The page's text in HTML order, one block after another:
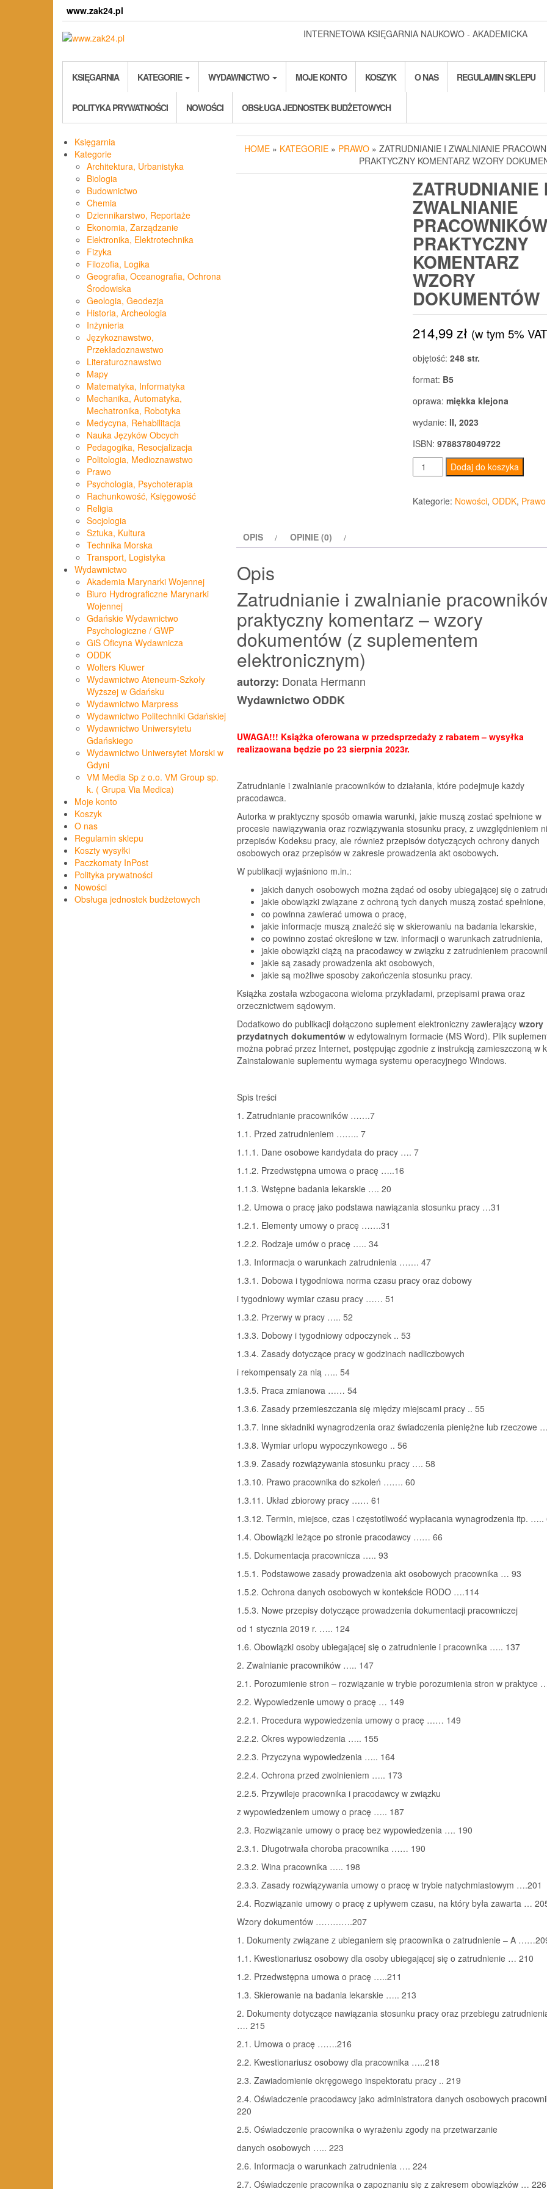
www.zak24.pl
INTERNETOWA KSIĘGARNIA NAUKOWO - AKADEMICKA
KSIĘGARNIA KATEGORIE WYDAWNICTWO MOJE KONTO KOSZYK O NAS REGULAMIN SKLEPU
POLITYKA PRYWATNOŚCI NOWOŚCI OBSŁUGA JEDNOSTEK BUDŻETOWYCH
Księgarnia
Kategorie
Architektura, Urbanistyka
Biologia
Budownictwo
Chemia
Dziennikarstwo, Reportaże
Ekonomia, Zarządzanie
Elektronika, Elektrotechnika
Fizyka
Filozofia, Logika
Geografia, Oceanografia, Ochrona
Środowiska
Geologia, Geodezja
Historia, Archeologia
Inżynieria
Językoznawstwo,
Przekładoznawstwo
Literaturoznawstwo
Mapy
Matematyka, Informatyka
Mechanika, Automatyka,
Mechatronika, Robotyka
Medycyna, Rehabilitacja
Nauka Języków Obcych
Pedagogika, Resocjalizacja
Politologia, Medioznawstwo
Prawo
Psychologia, Psychoterapia
Rachunkowość, Księgowość
Religia
Socjologia
Sztuka, Kultura
Technika Morska
Transport, Logistyka
Wydawnictwo
Akademia Marynarki Wojennej
Biuro Hydrograficzne Marynarki
Wojennej
Gdańskie Wydawnictwo
Psychologiczne / GWP
GiS Oficyna Wydawnicza
ODDK
Wolters Kluwer
Wydawnictwo Ateneum-Szkoły
Wyższej w Gdańsku
Wydawnictwo Marpress
Wydawnictwo Politechniki Gdańskiej
Wydawnictwo Uniwersytetu
Gdańskiego
Wydawnictwo Uniwersytet Morski w
Gdyni
VM Media Sp z o.o. VM Group sp.
k. ( Grupa Via Medica)
Moje konto
Koszyk
O nas
Regulamin sklepu
Koszty wysyłki
Paczkomaty InPost
Polityka prywatności
Nowości
Obsługa jednostek budżetowych
HOME » KATEGORIE » PRAWO » ZATRUDNIANIE I ZWALNIANIE
PRAKTYCZNY KOMENTARZ WZORY
ZATRUDNIANIE
ZWALNIANIE
PRACOWNIKÓW
PRAKTYCZNY
KOMENTARZ
WZORY
DOKUMENTÓW
214,99zł (w tym 5%
objętość: 248 str.
format: B5
oprawa: miękka klejona
wydanie: II, 2023
ISBN: 9788378049722
ilość
Zatrudnianie
i
zwalnianie
Dodaj do koszyka
Kategorie: Nowości, ODDK, Prawo
OPIS OPINIE (0)
Opis
Zatrudnianie i zwalnianie
praktyczny komentarz – wzory
dokumentów (z suplementem
elektronicznym)
autorzy: Donata Hermann
Wydawnictwo ODDK
UWAGA!!! Książka oferowana w przedsprzedaży z rabatem – wysyłka
realizaowana będzie po 23 sierpnia 2023r.
Zatrudnianie i zwalnianie pracowników to działania, które podejmuje każdy
pracodawca.
Autorka w praktyczny sposób omawia warunki, jakie muszą zostać spełnione w
procesie nawiązywania oraz rozwiązywania stosunku pracy, z uwzględnieniem
przepisów Kodeksu pracy, ale również przepisów dotyczących ochrony danych
osobowych oraz przepisów w zakresie prowadzenia akt osobowych.
W publikacji wyjaśniono m.in.:
jakich danych osobowych można żądać od osoby ubiegającej się o
jakie obowiązki związane z ochroną tych danych muszą zostać spełnione,
co powinna zawierać umowa o pracę,
jakie informacje muszą znaleźć się w skierowaniu na badania lekarskie,
co powinno zostać określone w tzw. informacji o warunkach zatrudnienia,
jakie obowiązki ciążą na pracodawcy w związku z zatrudnieniem
jakie są zasady prowadzenia akt osobowych,
jakie są możliwe sposoby zakończenia stosunku pracy.
Książka została wzbogacona wieloma przykładami, przepisami prawa oraz
orzecznictwem sądowym.
Dodatkowo do publikacji dołączono suplement elektroniczny zawierający wzory
przydatnych dokumentów w edytowalnym formacie (MS Word). Plik
można pobrać przez Internet, postępując zgodnie z instrukcją zamieszczoną w
Zainstalowanie suplementu wymaga systemu operacyjnego Windows.
Spis treści
1. Zatrudnianie pracowników …….7
1.1. Przed zatrudnieniem …….. 7
1.1.1. Dane osobowe kandydata do pracy …. 7
1.1.2. Przedwstępna umowa o pracę …..16
1.1.3. Wstępne badania lekarskie …. 20
1.2. Umowa o pracę jako podstawa nawiązania stosunku pracy …31
1.2.1. Elementy umowy o pracę …….31
1.2.2. Rodzaje umów o pracę ….. 34
1.3. Informacja o warunkach zatrudnienia ……. 47
1.3.1. Dobowa i tygodniowa norma czasu pracy oraz dobowy
i tygodniowy wymiar czasu pracy …… 51
1.3.2. Przerwy w pracy ….. 52
1.3.3. Dobowy i tygodniowy odpoczynek .. 53
1.3.4. Zasady dotyczące pracy w godzinach nadliczbowych
i rekompensaty za nią ….. 54
1.3.5. Praca zmianowa …… 54
1.3.6. Zasady przemieszczania się między miejscami pracy .. 55
1.3.7. Inne składniki wynagrodzenia oraz świadczenia pieniężne lub rzeczowe
1.3.8. Wymiar urlopu wypoczynkowego .. 56
1.3.9. Zasady rozwiązywania stosunku pracy …. 58
1.3.10. Prawo pracownika do szkoleń ……. 60
1.3.11. Układ zbiorowy pracy …… 61
1.3.12. Termin, miejsce, czas i częstotliwość wypłacania wynagrodzenia itp. …..
1.4. Obowiązki leżące po stronie pracodawcy …… 66
1.5. Dokumentacja pracownicza ….. 93
1.5.1. Podstawowe zasady prowadzenia akt osobowych pracownika … 93
1.5.2. Ochrona danych osobowych w kontekście RODO ….114
1.5.3. Nowe przepisy dotyczące prowadzenia dokumentacji pracowniczej
od 1 stycznia 2019 r. ….. 124
1.6. Obowiązki osoby ubiegającej się o zatrudnienie i pracownika ….. 137
2. Zwalnianie pracowników ….. 147
2.1. Porozumienie stron – rozwiązanie w trybie porozumienia stron w praktyce
2.2. Wypowiedzenie umowy o pracę … 149
2.2.1. Procedura wypowiedzenia umowy o pracę …… 149
2.2.2. Okres wypowiedzenia ….. 155
2.2.3. Przyczyna wypowiedzenia ….. 164
2.2.4. Ochrona przed zwolnieniem ….. 173
2.2.5. Przywileje pracownika i pracodawcy w związku
z wypowiedzeniem umowy o pracę ….. 187
2.3. Rozwiązanie umowy o pracę bez wypowiedzenia …. 190
2.3.1. Długotrwała choroba pracownika …… 190
2.3.2. Wina pracownika ….. 198
2.3.3. Zasady rozwiązywania umowy o pracę w trybie natychmiastowym ….201
2.4. Rozwiązanie umowy o pracę z upływem czasu, na który była zawarta …
Wzory dokumentów ………….207
1. Dokumenty związane z ubieganiem się pracownika o zatrudnienie – A
1.1. Kwestionariusz osobowy dla osoby ubiegającej się o zatrudnienie … 210
1.2. Przedwstępna umowa o pracę …..211
1.3. Skierowanie na badania lekarskie ….. 213
2. Dokumenty dotyczące nawiązania stosunku pracy oraz przebiegu
…. 215
2.1. Umowa o pracę …….216
2.2. Kwestionariusz osobowy dla pracownika …..218
2.3. Zawiadomienie okręgowego inspektoratu pracy .. 219
2.4. Oświadczenie pracodawcy jako administratora danych osobowych
220
2.5. Oświadczenie pracownika o wyrażeniu zgody na przetwarzanie
danych osobowych ….. 223
2.6. Informacja o warunkach zatrudnienia …. 224
2.7. Oświadczenie pracownika o zapoznaniu się z zakresem obowiązków … 226